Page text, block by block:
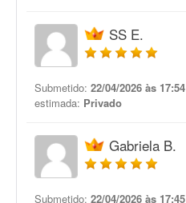
SS E.
Submetido: 22/04/2026 às 17:54
estimada: Privado
Gabriela B.
Submetido: 22/04/2026 às 17:45